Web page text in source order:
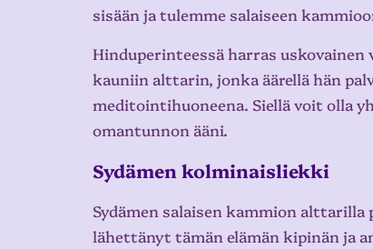
sisään ja tulemme salaiseen
Hinduperinteessä harras uskovainen
kauniin alttarin, jonka äärellä hän
meditointihuoneena. Siellä voit olla
omantunnon ääni.
Sydämen kolminaisliekki
Sydämen salaisen kammion
lähettänyt tämän elämän kipinän ja